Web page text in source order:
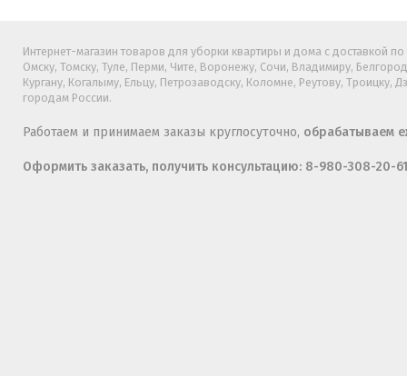
Интернет-магазин товаров для уборки квартиры и дома с доставкой
Омску, Томску, Туле, Перми, Чите, Воронежу, Сочи, Владимиру,
Кургану, Когалыму, Ельцу, Петрозаводску, Коломне, Реутову,
городам России.
Работаем и принимаем заказы круглосуточно, обрабатываем
Оформить заказать, получить консультацию: 8-980-308-20-61